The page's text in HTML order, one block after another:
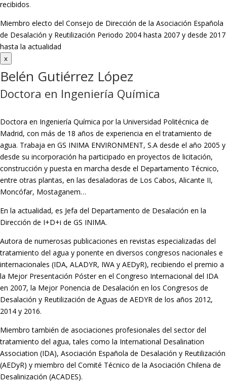
recibidos.
Miembro electo del Consejo de Dirección de la Asociación Española
de Desalación y Reutilización Periodo 2004 hasta 2007 y desde 2017
hasta la actualidad
x
Belén Gutiérrez López
Doctora en Ingeniería Química
Doctora en Ingeniería Química por la Universidad Politécnica de
Madrid, con más de 18 años de experiencia en el tratamiento de
agua. Trabaja en GS INIMA ENVIRONMENT, S.A desde el año 2005 y
desde su incorporación ha participado en proyectos de licitación,
construcción y puesta en marcha desde el Departamento Técnico,
entre otras plantas, en las desaladoras de Los Cabos, Alicante II,
Moncófar, Mostaganem…
En la actualidad, es Jefa del Departamento de Desalación en la
Dirección de I+D+i de GS INIMA.
Autora de numerosas publicaciones en revistas especializadas del
tratamiento del agua y ponente en diversos congresos nacionales e
internacionales (IDA, ALADYR, IWA y AEDyR), recibiendo el premio a
la Mejor Presentación Póster en el Congreso Internacional del IDA
en 2007, la Mejor Ponencia de Desalación en los Congresos de
Desalación y Reutilización de Aguas de AEDYR de los años 2012,
2014 y 2016.
Miembro también de asociaciones profesionales del sector del
tratamiento del agua, tales como la International Desalination
Association (IDA), Asociación Española de Desalación y Reutilización
(AEDyR) y miembro del Comité Técnico de la Asociación Chilena de
Desalinización (ACADES).